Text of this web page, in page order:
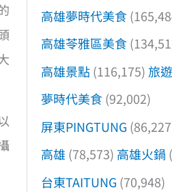
高雄夢時代美食
高雄苓雅區美食
高雄景點(116,175) 旅遊
夢時代美食 (92,002)
屏東PINGTUNG
高雄 (78,573) 高雄火鍋
台東TAITUNG (70,948)